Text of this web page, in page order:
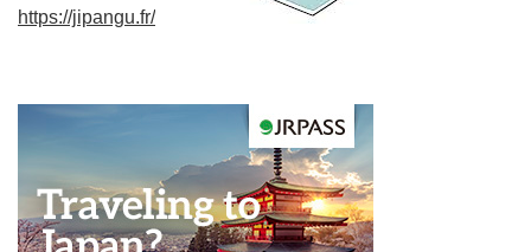
https://jipangu.fr/